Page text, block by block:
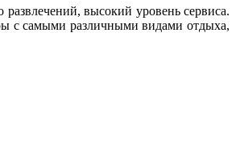
высокий уровень сервиса.
с самыми различными видами отдыха,